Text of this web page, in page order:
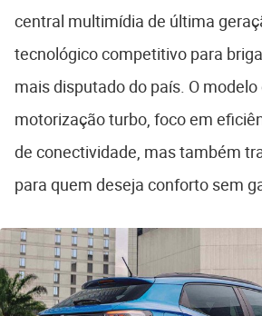
central multimídia de última
tecnológico competitivo para
mais disputado do país. O
motorização turbo, foco em
de conectividade, mas também
para quem deseja conforto sem